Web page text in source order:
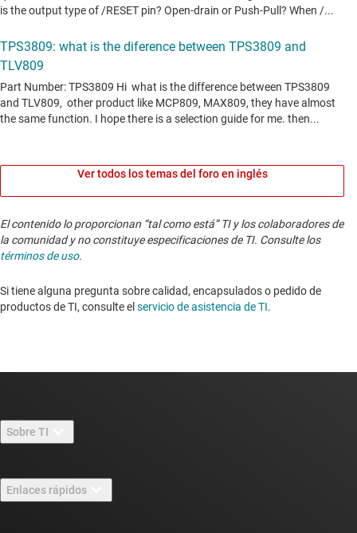
Ver todos los temas del foro en inglés
El contenido lo proporcionan “tal como está” TI y los colaboradores de
la comunidad y no constituye especificaciones de TI. Consulte los
términos de uso.
Si tiene alguna pregunta sobre calidad, encapsulados o pedido de
productos de TI, consulte el servicio de asistencia de TI. ​​​​​​​​​​​​​​
Sobre TI
Carreras laborales
Enlaces rápidos